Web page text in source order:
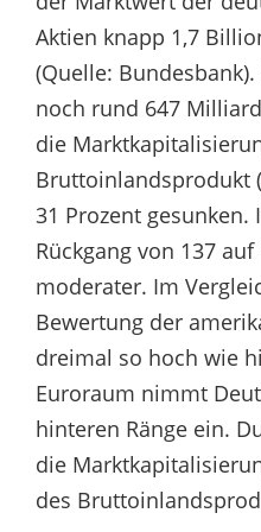
Aktien knapp 1,7
(Quelle:
noch rund 647
die
Bruttoinlandsprodukt
31 Prozent gesunken.
Rückgang von 137
moderater. Im
Bewertung der
dreimal so hoch wie
Euroraum nimmt
hinteren Ränge ein.
die
des